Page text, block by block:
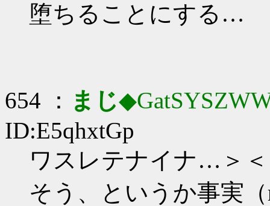
堕ちることにする…
654 ： まじ
ID:E5qhxtGp
ワスレテナイナ…＞＜
そう、というか事実